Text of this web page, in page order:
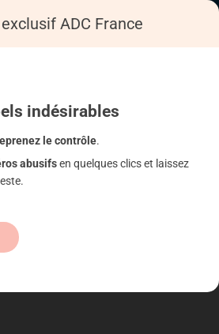
ADC France
indésirables
le contrôle.
abusifsen quelques clics et laissez